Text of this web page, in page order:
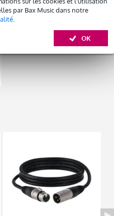
par Bax Music dans notre
OK